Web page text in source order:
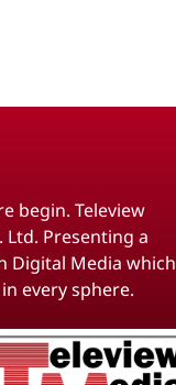
begin. Teleview
Presenting a
Media which
every sphere.